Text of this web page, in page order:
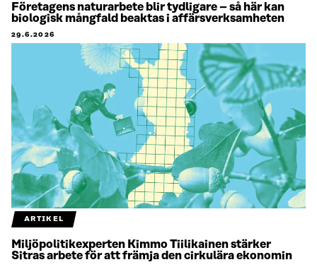
Företagens naturarbete blir tydligare – så här kan
biologisk mångfald beaktas i affärsverksamheten
29.6.2026
ARTIKEL
Miljöpolitikexperten Kimmo Tiilikainen stärker
Sitras arbete för att främja den cirkulära ekonomin